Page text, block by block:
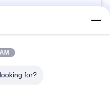
VERBINDUNG
for?